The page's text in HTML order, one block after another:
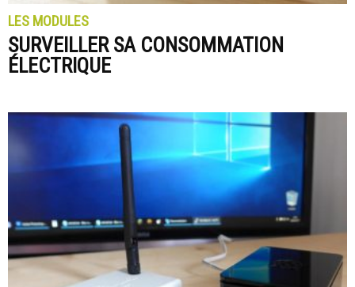
LES MODULES
SURVEILLER SA CONSOMMATION
ÉLECTRIQUE